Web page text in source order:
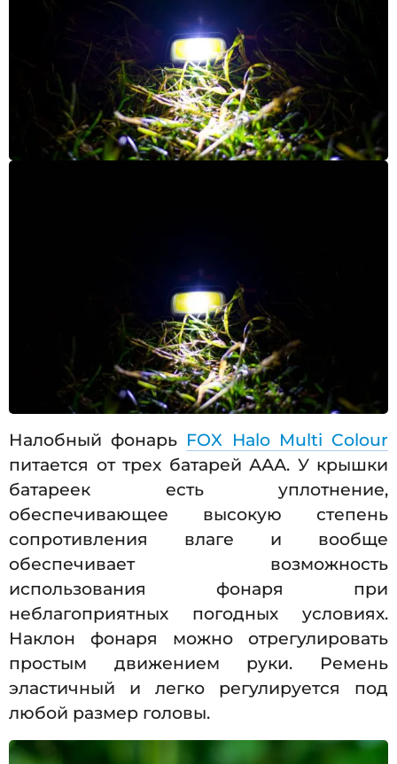
Налобный фонарь FOX Halo Multi Colour
питается от трех батарей ААА. У крышки
батареек есть уплотнение,
обеспечивающее высокую степень
сопротивления влаге и вообще
обеспечивает возможность
использования фонаря при
неблагоприятных погодных условиях.
Наклон фонаря можно отрегулировать
простым движением руки. Ремень
эластичный и легко регулируется под
любой размер головы.